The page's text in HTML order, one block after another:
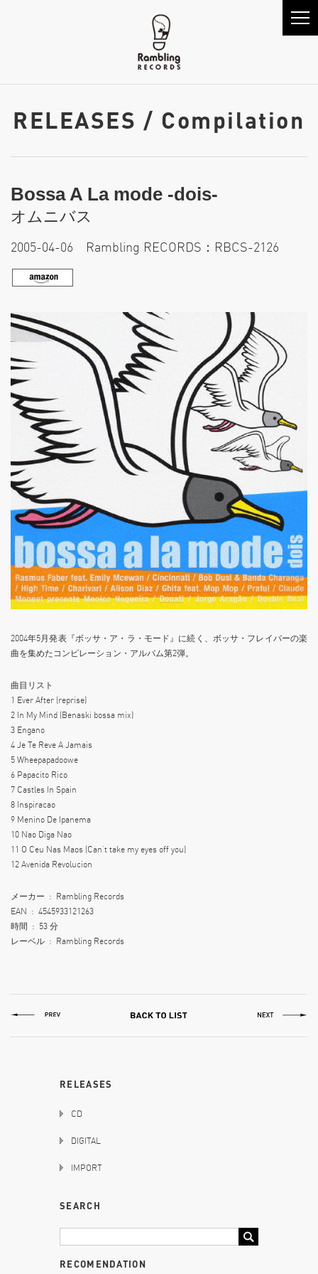
RELEASES / Compilation
Bossa A La mode -dois-
オムニバス
2005-04-06 Rambling RECORDS：RBCS-2126
2004年5月発表『ボッサ・ア・ラ・モード』に続く、ボッサ・フレイバーの楽
曲を集めたコンピレーション・アルバム第2弾。
曲目リスト
1 Ever After (reprise)
2 In My Mind (Benaski bossa mix)
3 Engano
4 Je Te Reve A Jamais
5 Wheepapadoowe
6 Papacito Rico
7 Castles In Spain
8 Inspiracao
9 Menino De Ipanema
10 Nao Diga Nao
11 O Ceu Nas Maos (Can’t take my eyes off you)
12 Avenida Revolucion
メーカー ‏ : ‎ Rambling Records
EAN ‏ : ‎ 4545933121263
時間 ‏ : ‎ 53 分
レーベル ‏ : ‎ Rambling Records
RELEASES
CD
DIGITAL
IMPORT
SEARCH
RECOMENDATION